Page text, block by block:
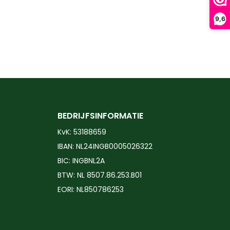
9,6
BEDRIJFSINFORMATIE
KvK: 53188659
IBAN: NL24INGB0005026322
BIC: INGBNL2A
BTW: NL 8507.86.253.B01
EORI: NL850786253